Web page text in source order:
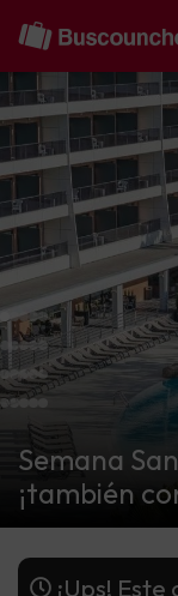
Semana
¡también
¡Ups!